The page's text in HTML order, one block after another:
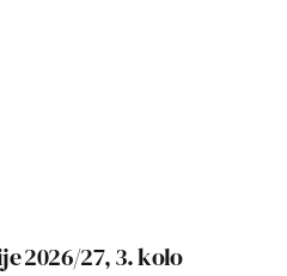
2026/27, 3. kolo